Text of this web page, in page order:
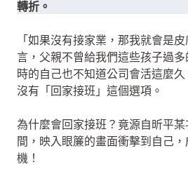
轉折。
「如果沒有接家業，那我就會是
言，父親不曾給我們這些孩子過
時的自己也不知道公司會活這麼
沒有「回家接班」這個選項。
為什麼會回家接班？竟源自昕平
間，映入眼簾的畫面衝擊到自己
機！